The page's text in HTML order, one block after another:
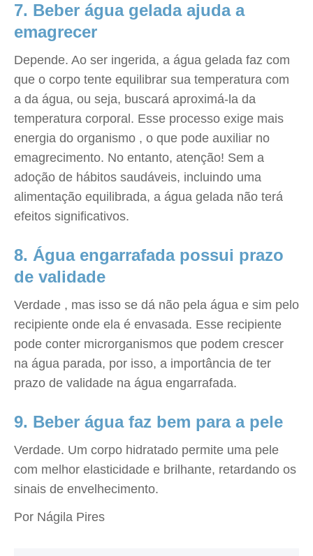
7. Beber água gelada ajuda a
emagrecer
Depende. Ao ser ingerida, a água gelada faz com
que o corpo tente equilibrar sua temperatura com
a da água, ou seja, buscará aproximá-la da
temperatura corporal. Esse processo exige mais
energia do organismo , o que pode auxiliar no
emagrecimento. No entanto, atenção! Sem a
adoção de hábitos saudáveis, incluindo uma
alimentação equilibrada, a água gelada não terá
efeitos significativos.
8. Água engarrafada possui prazo
de validade
Verdade , mas isso se dá não pela água e sim pelo
recipiente onde ela é envasada. Esse recipiente
pode conter microrganismos que podem crescer
na água parada, por isso, a importância de ter
prazo de validade na água engarrafada.
9. Beber água faz bem para a pele
Verdade. Um corpo hidratado permite uma pele
com melhor elasticidade e brilhante, retardando os
sinais de envelhecimento.
Por Nágila Pires